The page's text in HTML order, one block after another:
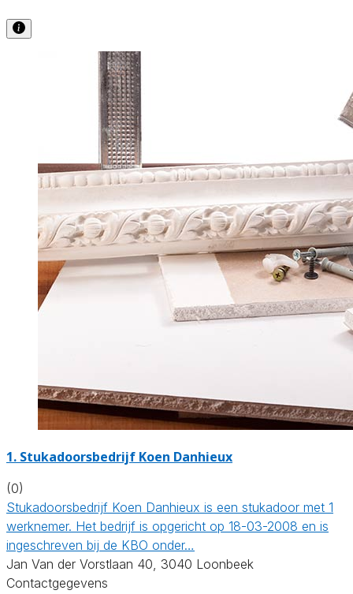
1. Stukadoorsbedrijf Koen Danhieux
(0)
Stukadoorsbedrijf Koen Danhieux is een stukadoor met 1
werknemer. Het bedrijf is opgericht op 18-03-2008 en is
ingeschreven bij de KBO onder…
Jan Van der Vorstlaan 40, 3040 Loonbeek
Contactgegevens